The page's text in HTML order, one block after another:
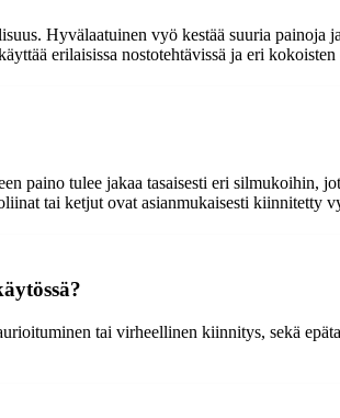
Hyvälaatuinen vyö kestää suuria painoja
erilaisissa nostotehtävissä ja eri kokoisten
paino tulee jakaa tasaisesti eri silmukoihin,
tai ketjut ovat asianmukaisesti kiinnitetty
tai virheellinen kiinnitys, sekä